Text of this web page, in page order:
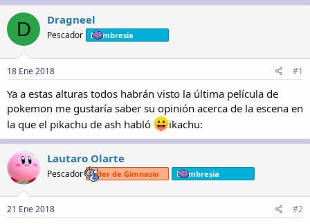
u
t
o
r
e
c
h
a
n
c
i
o
D Dragneel
Pescador Membresía
18 Ene 2018 #1
Ya a estas alturas todos habrán visto la última película de
pokemon me gustaría saber su opinión acerca de la escena en
la que el pikachu de ash habló
ikachu:
Lautaro Olarte
Pescador Líder de Gimnasio Membresía
21 Ene 2018 #2